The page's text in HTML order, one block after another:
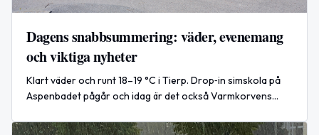
Dagens snabbsummering: väder, evenemang
och viktiga nyheter
Klart väder och runt 18–19 °C i Tierp. Drop‑in simskola på
Aspenbadet pågår och idag är det också Varmkorvens